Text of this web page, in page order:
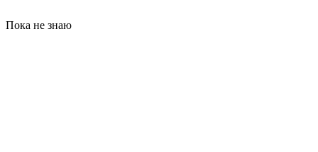
Пока не знаю